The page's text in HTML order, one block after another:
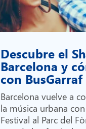
Descubre el
Barcelona y
con BusGarraf
Barcelona vuelve a
la música urbana
Festival al Parc del